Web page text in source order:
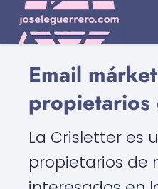
Email
propietarios
La Crisletter es
propietarios de